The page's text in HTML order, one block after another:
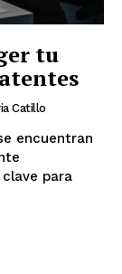
tu
Catillo
encuentran
para